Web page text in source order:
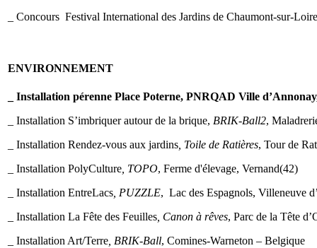
_ Concours Festival International des Jardins de Chaumont-sur-
ENVIRONNEMENT
_ Installation pérenne Place Poterne, PNRQAD Ville
_ Installation S’imbriquer autour de la brique, BRIK-Ball2,
_ Installation Rendez-vous aux jardins , Toile de Ratières, Tour de
_ Installation PolyCulture , TOPO, Ferme d'élevage, Vernand(42)
_ Installation EntreLacs , PUZZLE, Lac des Espagnols, Villeneuve
_ Installation La Fête des Feuilles , Canon à rêves, Parc de la Tête
_ Installation Art/Terre , BRIK-Ball, Comines-Warneton – Belgique